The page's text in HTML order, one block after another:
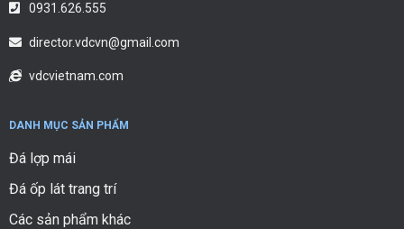
0931.626.555
director.vdcvn@gmail.com
vdcvietnam.com
DANH MỤC SẢN PHẨM
Đá lợp mái
Đá ốp lát trang trí
Các sản phẩm khác